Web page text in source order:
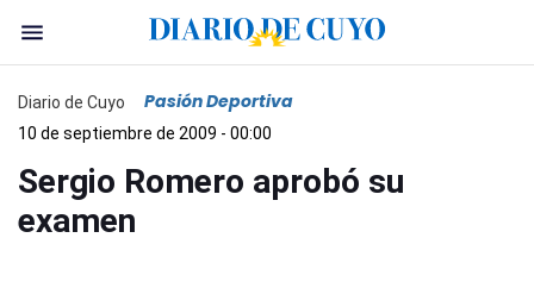
Diario de Cuyo Pasión Deportiva
10 de septiembre de 2009 - 00:00
Sergio Romero aprobó su
examen